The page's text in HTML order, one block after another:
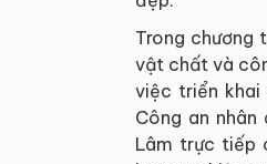
Trong chương
vật chất và
việc triển khai
Công an
Lâm trực tiếp